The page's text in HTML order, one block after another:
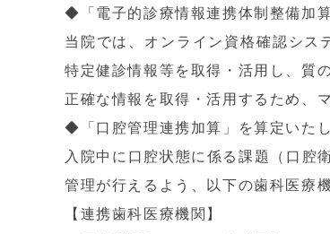
◆「電子的診療情報連携体制整備加
当院では、オンライン資格確認シス
特定健診情報等を取得・活用し、質
正確な情報を取得・活用するため、
◆「口腔管理連携加算」を算定いたし
入院中に口腔状態に係る課題（口腔
管理が行えるよう、以下の歯科医療
【連携歯科医療機関】